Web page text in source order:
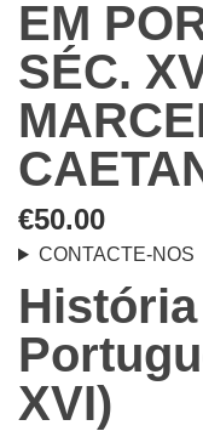
EM
SÉC.
€50.00
CONTACTE-NOS
XVI)